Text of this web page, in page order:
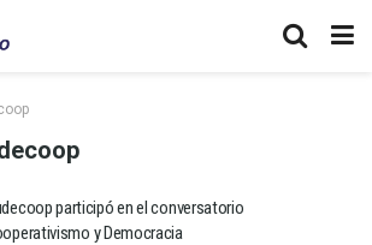
participó en el conversatorio
y Democracia